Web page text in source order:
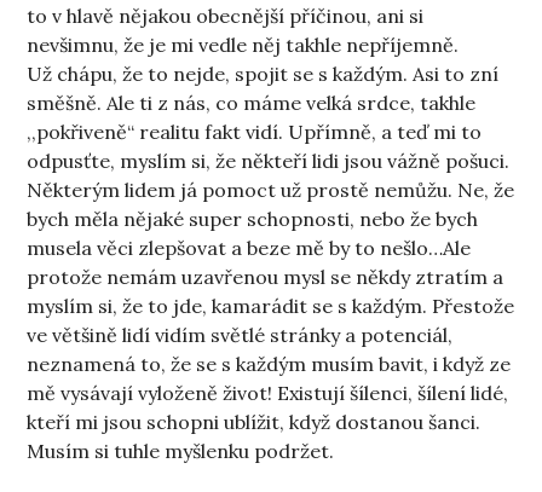
to v hlavě nějakou obecnější příčinou, ani si
nevšimnu, že je mi vedle něj takhle nepříjemně.
Už chápu, že to nejde, spojit se s každým. Asi to zní
směšně. Ale ti z nás, co máme velká srdce, takhle
,,pokřiveně“ realitu fakt vidí. Upřímně, a teď mi to
odpusťte, myslím si, že někteří lidi jsou vážně pošuci.
Některým lidem já pomoct už prostě nemůžu. Ne, že
bych měla nějaké super schopnosti, nebo že bych
musela věci zlepšovat a beze mě by to nešlo…Ale
protože nemám uzavřenou mysl se někdy ztratím a
myslím si, že to jde, kamarádit se s každým. Přestože
ve většině lidí vidím světlé stránky a potenciál,
neznamená to, že se s každým musím bavit, i když ze
mě vysávají vyloženě život! Existují šílenci, šílení lidé,
kteří mi jsou schopni ublížit, když dostanou šanci.
Musím si tuhle myšlenku podržet.